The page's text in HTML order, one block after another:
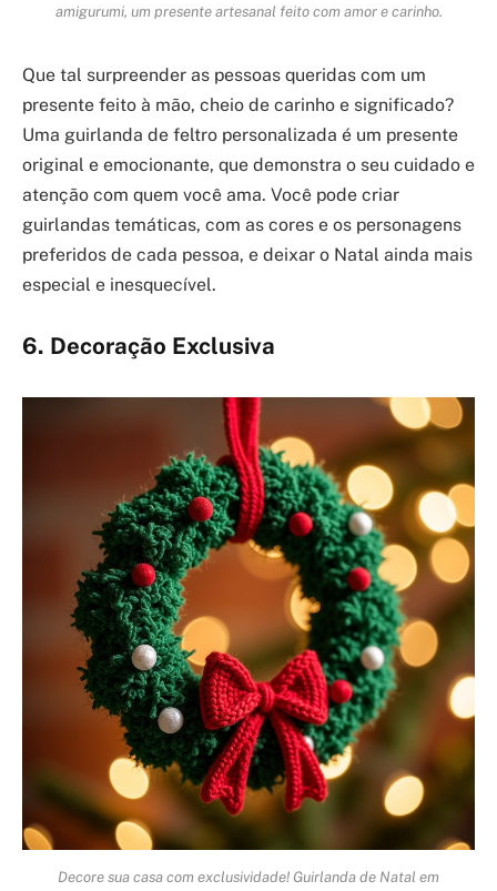
amigurumi, um presente artesanal feito com amor e carinho.
Que tal surpreender as pessoas queridas com um
presente feito à mão, cheio de carinho e significado?
Uma guirlanda de feltro personalizada é um presente
original e emocionante, que demonstra o seu cuidado e
atenção com quem você ama. Você pode criar
guirlandas temáticas, com as cores e os personagens
preferidos de cada pessoa, e deixar o Natal ainda mais
especial e inesquecível.
6. Decoração Exclusiva
Decore sua casa com exclusividade! Guirlanda de Natal em